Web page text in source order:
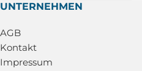
UNTERNEHMEN
AGB
Kontakt
Impressum